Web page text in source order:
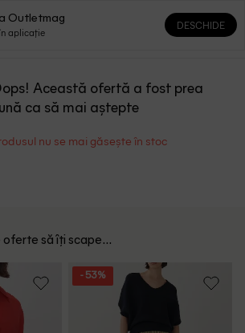
0 0
Această ofertă a fost prea
ca să mai aștepte
nu se mai găsește în stoc
oferte să îți scape...
- 53%
Outletmag
aplicație
DESCHIDE